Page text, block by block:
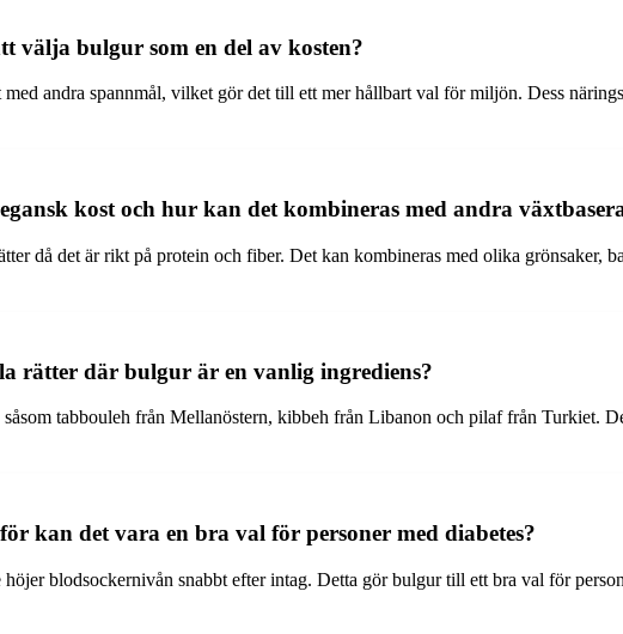
välja bulgur som en del av kosten?
andra spannmål, vilket gör det till ett mer hållbart val för miljön. Dess
kost och hur kan det kombineras med andra
då det är rikt på protein och fiber. Det kan kombineras med olika grönsaker,
rätter där bulgur är en vanlig ingrediens?
tabbouleh från Mellanöstern, kibbeh från Libanon och pilaf från Turkiet.
kan det vara en bra val för personer med diabetes?
blodsockernivån snabbt efter intag. Detta gör bulgur till ett bra val för